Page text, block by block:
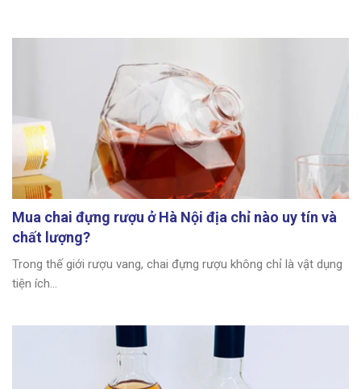
Mua chai đựng rượu ở Hà Nội địa chỉ nào uy tín và
chất lượng?
Trong thế giới rượu vang, chai đựng rượu không chỉ là vật dụng
tiện ích...